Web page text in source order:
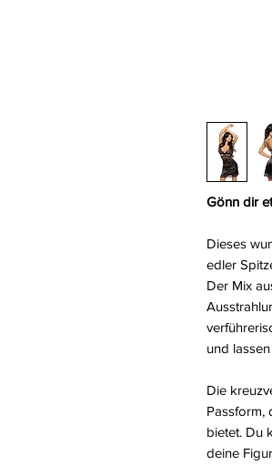
Gönn dir
Dieses
edler
Der Mix
und
Die
Passform,
bietet. Du
deine